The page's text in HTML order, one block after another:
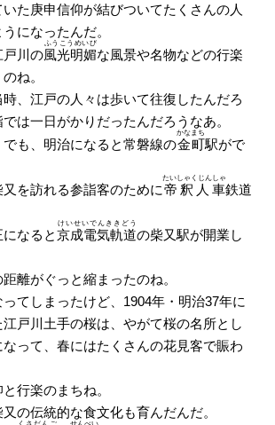
た庚申信仰が結びついてたくさんの人
になったんだ。
戸川の風光明媚
ふうこうめいび
な風景や名物などの行楽
ね。
、江戸の人々は歩いて往復したんだろ
は一日がかりだったんだろうなあ。
も、明治になると常磐線の金町
かなまち
駅がで
を訪れる参詣客のために帝釈人車
たいしゃくじんしゃ
鉄道
になると京成電気軌道
けいせいでんききどう
の柴又駅が開業し
離がぐっと縮まったのね。
てしまったけど、1904年・明治37年に
戸川土手の桜は、やがて桜の名所とし
って、春にはたくさんの花見客で賑わ
行楽のまちね。
の伝統的な食文化も育んだんだ。
くさだんご せんべい